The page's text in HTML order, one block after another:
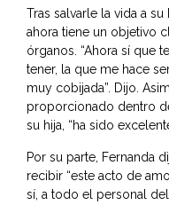
Tras salvarle la vida a
ahora tiene un objetivo
órganos. “Ahora sí que
tener, la que me hace
muy cobijada”. Dijo.
proporcionado dentro
su hija, “ha sido
Por su parte, Fernanda
recibir “este acto de
sí, a todo el personal